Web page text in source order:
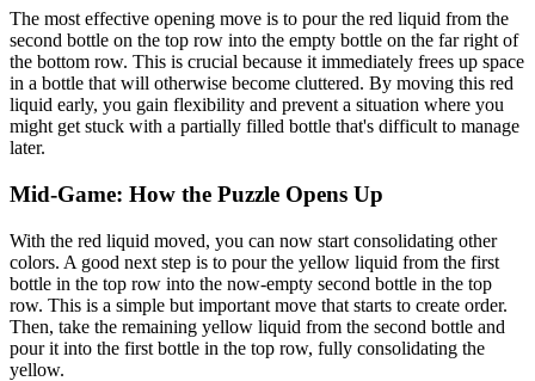
The most effective opening move is to pour the red liquid from the
second bottle on the top row into the empty bottle on the far right of
the bottom row. This is crucial because it immediately frees up space
in a bottle that will otherwise become cluttered. By moving this red
liquid early, you gain flexibility and prevent a situation where you
might get stuck with a partially filled bottle that's difficult to manage
later.
Mid-Game: How the Puzzle Opens Up
With the red liquid moved, you can now start consolidating other
colors. A good next step is to pour the yellow liquid from the first
bottle in the top row into the now-empty second bottle in the top
row. This is a simple but important move that starts to create order.
Then, take the remaining yellow liquid from the second bottle and
pour it into the first bottle in the top row, fully consolidating the
yellow.